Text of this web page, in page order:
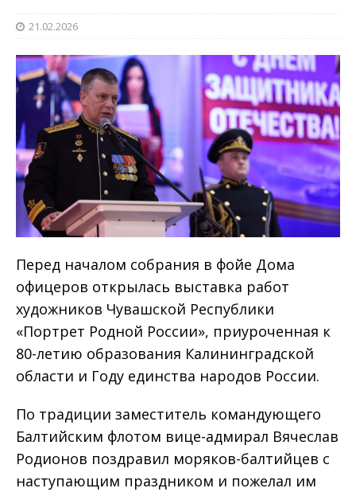
21.02.2026
Перед началом собрания в фойе Дома
офицеров открылась выставка работ
художников Чувашской Республики
«Портрет Родной России», приуроченная к
80-летию образования Калининградской
области и Году единства народов России.
По традиции заместитель командующего
Балтийским флотом вице-адмирал Вячеслав
Родионов поздравил моряков-балтийцев с
наступающим праздником и пожелал им